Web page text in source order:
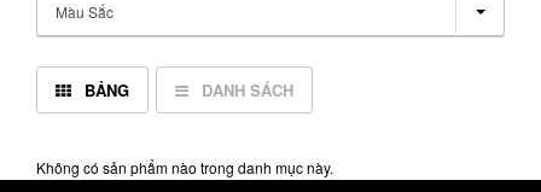
Màu Sắc
BẢNG DANH SÁCH
Không có sản phẩm nào trong danh mục này.